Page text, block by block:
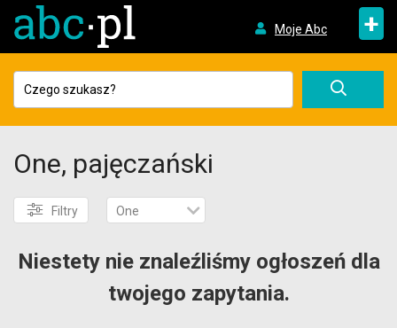
Moje Abc +
One, pajęczański
Filtry One
Niestety nie znaleźliśmy ogłoszeń dla
twojego zapytania.